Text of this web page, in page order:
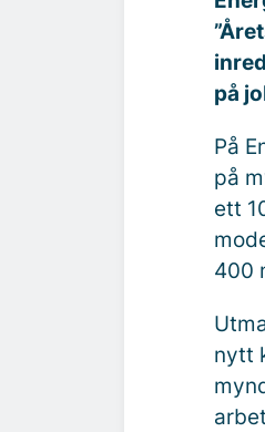
på
På
på
ett
400
nytt